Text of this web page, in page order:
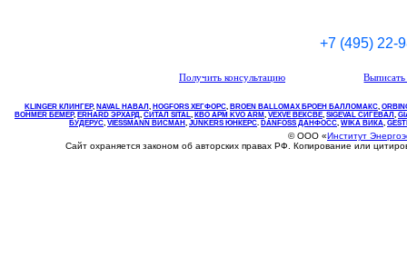
+7 (495) 22-
Получить консультацию
KLINGER КЛИНГЕР, NAVAL НАВАЛ , НOGFORS ХЕГФОРС, BROEN BALLOMAX БРОЕН БАЛЛОМАКС,
BOHMER БЕМЕР, ERHARD ЭРХАРД, СИТАЛ SITAL, КВО АРМ KVO ARM, VEXVE ВЕКСВЕ, SIGEVAL СИГЕВАЛ ,
БУДЕРУС, VIESSMANN ВИСМАН , JUNKERS ЮНКЕРС. DANFOSS ДАНФОСС, WIKA ВИКА,
© ООО «Институт
Сайт охраняется законом об авторских правах РФ. Копирование или